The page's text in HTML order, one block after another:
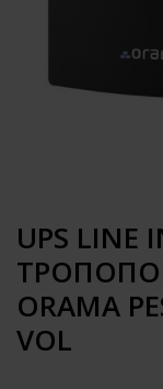
UPS LINE
ORAMA
VOL